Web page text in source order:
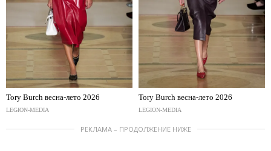
Tory Burch весна-лето 2026
LEGION-MEDIA
Tory Burch весна-лето 2026
LEGION-MEDIA
РЕКЛАМА – ПРОДОЛЖЕНИЕ НИЖЕ